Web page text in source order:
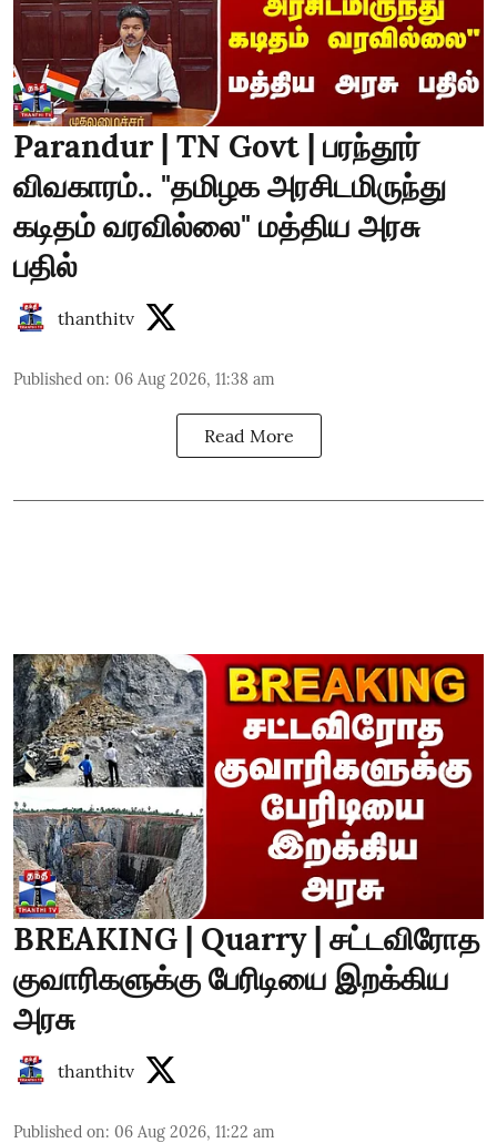
Parandur | TN Govt | பரந்தூர்
விவகாரம்.. "தமிழக அரசிடமிருந்து
கடிதம் வரவில்லை" மத்திய அரசு
பதில்
thanthitv
Published on: 06 Aug 2026, 11:38 am
Read More
BREAKING | Quarry | சட்டவிரோத
குவாரிகளுக்கு பேரிடியை இறக்கிய
அரசு
thanthitv
Published on: 06 Aug 2026, 11:22 am